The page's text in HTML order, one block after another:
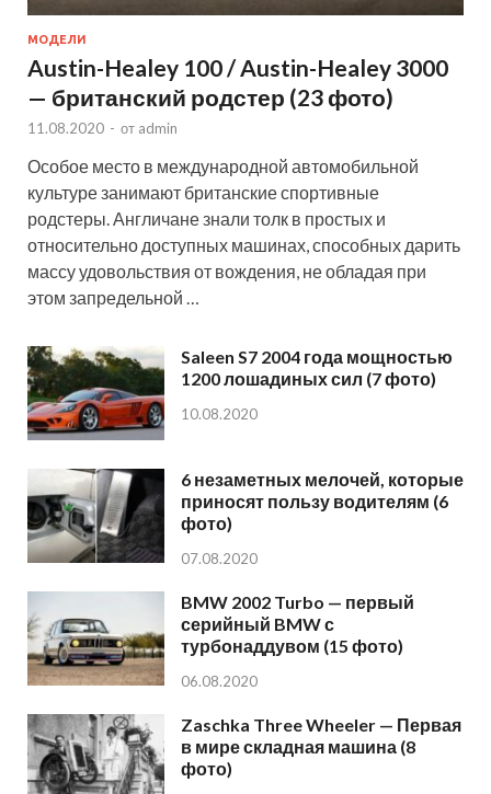
МОДЕЛИ
Austin-Healey 100 / Austin-Healey 3000
— британский родстер (23 фото)
11.08.2020 - от admin
Особое место в международной автомобильной
культуре занимают британские спортивные
родстеры. Англичане знали толк в простых и
относительно доступных машинах, способных дарить
массу удовольствия от вождения, не обладая при
этом запредельной …
Saleen S7 2004 года мощностью
1200 лошадиных сил (7 фото)
10.08.2020
6 незаметных мелочей, которые
приносят пользу водителям (6
фото)
07.08.2020
BMW 2002 Turbo — первый
серийный BMW с
турбонаддувом (15 фото)
06.08.2020
Zaschka Three Wheeler — Первая
в мире складная машина (8
фото)